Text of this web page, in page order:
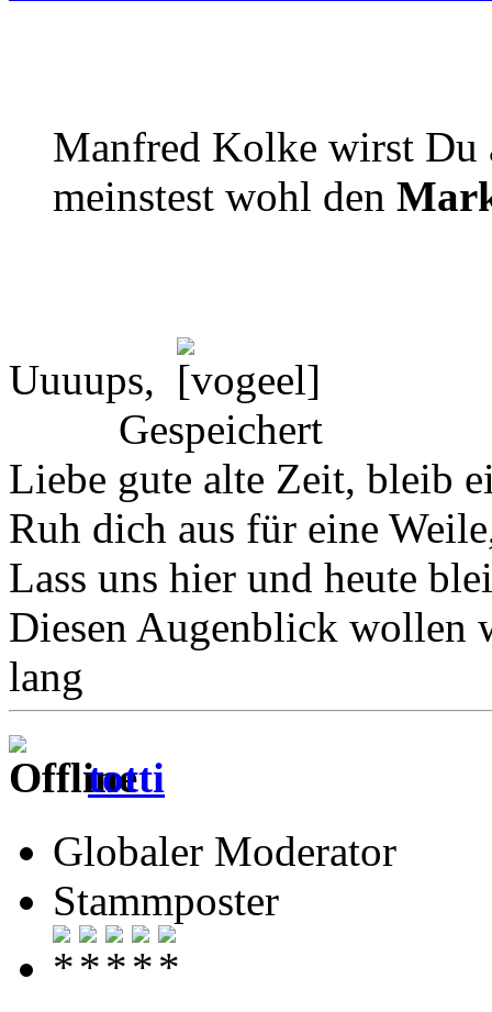
Manfred Kolke wirst Du
meinstest wohl den
Uuuups,
Gespeichert
Liebe gute alte Zeit, bleib
Ruh dich aus für eine
Lass uns hier und heute
Diesen Augenblick wollen
lang
totti
Globaler Moderator
Stammposter